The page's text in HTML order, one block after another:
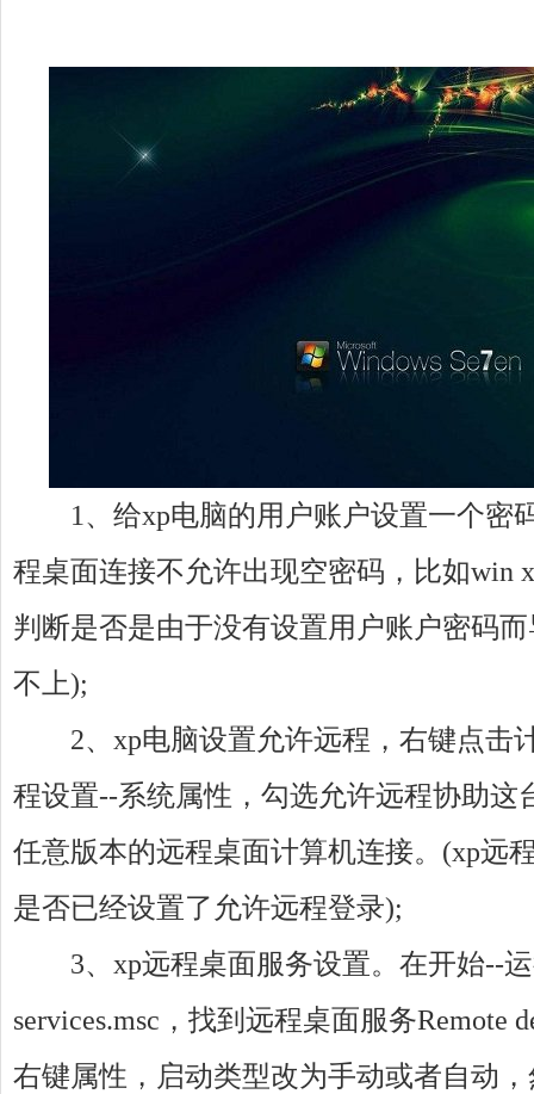
1、给xp电脑的用户账户设置一个密
程桌面连接不允许出现空密码，比如win
判断是否是由于没有设置用户账户密码
不上);
2、xp电脑设置允许远程，右键点击
程设置--系统属性，勾选允许远程协助这
任意版本的远程桌面计算机连接。(xp远
是否已经设置了允许远程登录);
3、xp远程桌面服务设置。在开始--
services.msc，找到远程桌面服务Remote
右键属性，启动类型改为手动或者自动